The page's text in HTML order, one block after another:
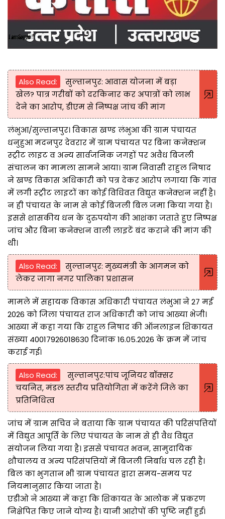
Also Read:
सुल्तानपुर: आवास योजना में बड़ा
खेल? पात्र गरीबों को दरकिनार कर अपात्रों को लाभ
देने का आरोप, डीएम से निष्पक्ष जांच की मांग
लंभुआ/सुल्तानपुर। विकास खण्ड लंभुआ की ग्राम पंचायत
धनुहुआ मदनपुर देवरार में ग्राम पंचायत पर बिना कनेक्शन
स्ट्रीट लाइट व अन्य सार्वजनिक जगहों पर अवैध बिजली
संचालन का मामला सामने आया। ग्राम निवासी राहुल निषाद
ने खण्ड विकास अधिकारी को पत्र देकर आरोप लगाया कि गांव
में लगी स्ट्रीट लाइटों का कोई विधिवत विद्युत कनेक्शन नहीं है।
न ही पंचायत के नाम से कोई बिजली बिल जमा किया गया है।
इससे शासकीय धन के दुरुपयोग की आशंका जताते हुए निष्पक्ष
जांच और बिना कनेक्शन वाली लाइटें बंद कराने की मांग की
थी।
Also Read:
सुल्तानपुर: मुख्यमंत्री के आगमन को
लेकर जागा नगर पालिका प्रशासन
मामले में सहायक विकास अधिकारी पंचायत लंभुआ ने 27 मई
2026 को जिला पंचायत राज अधिकारी को जांच आख्या भेजी।
आख्या में कहा गया कि राहुल निषाद की ऑनलाइन शिकायत
संख्या 40017926018630 दिनांक 16.05.2026 के क्रम में जांच
कराई गई।
Also Read:
सुल्तानपुर:पांच जूनियर बॉक्सर
चयनित, मंडल स्तरीय प्रतियोगिता में करेंगे जिले का
प्रतिनिधित्व
जांच में ग्राम सचिव ने बताया कि ग्राम पंचायत की परिसंपत्तियों
में विद्युत आपूर्ति के लिए पंचायत के नाम से ही वैध विद्युत
संयोजन लिया गया है। इससे पंचायत भवन, सामुदायिक
शौचालय व अन्य परिसंपत्तियों में बिजली निर्बाध चल रही है।
बिल का भुगतान भी ग्राम पंचायत द्वारा समय-समय पर
नियमानुसार किया जाता है।
एडीओ ने आख्या में कहा कि शिकायत के आलोक में प्रकरण
निक्षेपित किए जाने योग्य है। यानी आरोपों की पुष्टि नहीं हुई।